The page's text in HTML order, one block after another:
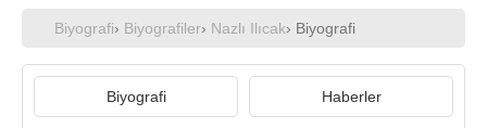
Biyografi› Biyografiler› Nazlı Ilıcak› Biyografi
Biyografi Haberler